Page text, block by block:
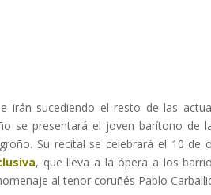
irán sucediendo el resto de las
se presentará el joven barítono de
Su recital se celebrará el 10 de
, que lleva a la ópera a los
al tenor coruñés Pablo